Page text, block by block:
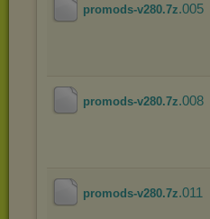
promods-v280.7z.005
promods-v280.7z.008
promods-v280.7z.011